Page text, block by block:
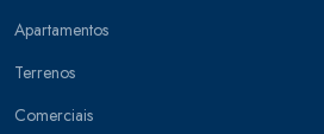
Apartamentos
Terrenos
Comerciais